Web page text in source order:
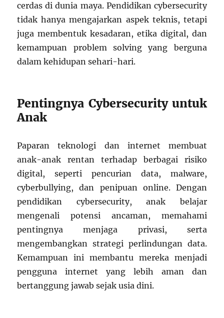
cerdas di dunia maya. Pendidikan cybersecurity
tidak hanya mengajarkan aspek teknis, tetapi
juga membentuk kesadaran, etika digital, dan
kemampuan problem solving yang berguna
dalam kehidupan sehari-hari.
Pentingnya Cybersecurity untuk
Anak
Paparan teknologi dan internet membuat
anak-anak rentan terhadap berbagai risiko
digital, seperti pencurian data, malware,
cyberbullying, dan penipuan online. Dengan
pendidikan cybersecurity, anak belajar
mengenali potensi ancaman, memahami
pentingnya menjaga privasi, serta
mengembangkan strategi perlindungan data.
Kemampuan ini membantu mereka menjadi
pengguna internet yang lebih aman dan
bertanggung jawab sejak usia dini.